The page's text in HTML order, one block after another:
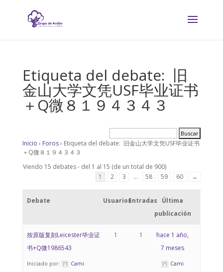
Etiqueta del debate: 旧
金山大学文凭USF毕业证书
＋Q微８１９４３４３
Inicio › Foros› Etiqueta del debate: 旧金山大学文凭USF毕业证书
＋Q微８１９４３４３
Viendo 15 debates - del 1 al 15 (de un total de 900)
1
2 3 … 58 59 60 →
Debate UsuariosEntradas
Última
publicación
按原版复刻Leicester毕业证
书+Q微1986543
Iniciado por:
Cami
1 1
hace 1 año,
7 meses
Cami